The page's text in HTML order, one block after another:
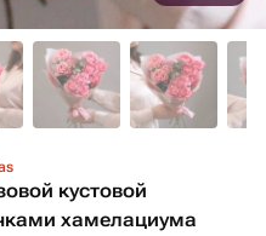
кустовой
хамелациума